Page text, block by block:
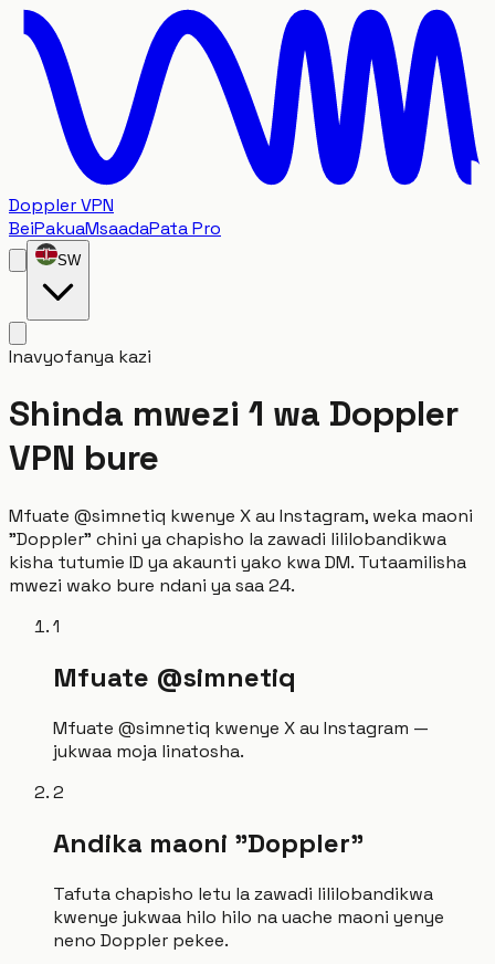
Doppler VPN
BeiPakuaMsaadaPata Pro
SW
Inavyofanya kazi
Shinda mwezi 1 wa Doppler
VPN bure
Mfuate @simnetiq kwenye X au Instagram, weka maoni
"Doppler" chini ya chapisho la zawadi lililobandikwa
kisha tutumie ID ya akaunti yako kwa DM. Tutaamilisha
mwezi wako bure ndani ya saa 24.
1
Mfuate @simnetiq
Mfuate @simnetiq kwenye X au Instagram —
jukwaa moja linatosha.
2
Andika maoni "Doppler"
Tafuta chapisho letu la zawadi lililobandikwa
kwenye jukwaa hilo hilo na uache maoni yenye
neno Doppler pekee.